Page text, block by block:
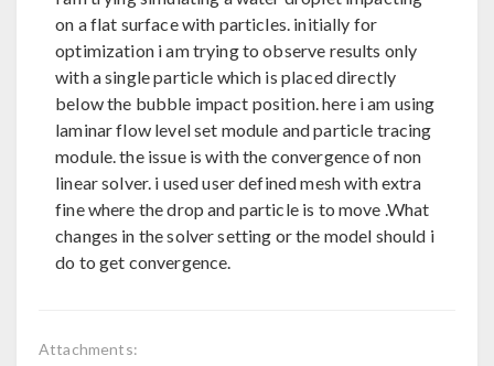
on a flat surface with particles. initially for
optimization i am trying to observe results only
with a single particle which is placed directly
below the bubble impact position. here i am using
laminar flow level set module and particle tracing
module. the issue is with the convergence of non
linear solver. i used user defined mesh with extra
fine where the drop and particle is to move .What
changes in the solver setting or the model should i
do to get convergence.
Attachments: